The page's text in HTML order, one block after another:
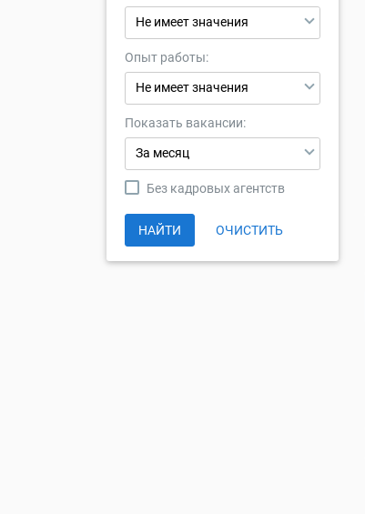
Не имеет значения
Опыт работы:
Не имеет значения
Показать вакансии:
За месяц
Без кадровых агентств
НАЙТИ ОЧИСТИТЬ